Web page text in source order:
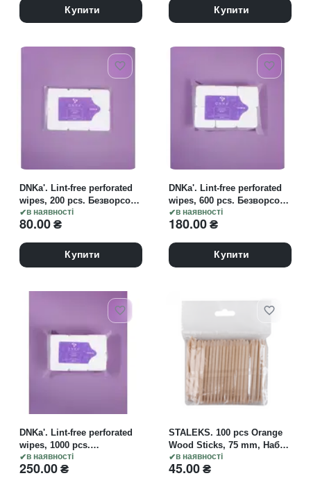
Купити
400 шт
Купити
в наявності
DNKa'. Lint-free perforated
wipes, 200 pcs. Безворсові
серветки для манікюру
перфоровані, 200 шт
80.00₴
Купити
в наявності
DNKa'. Lint-free perforated
wipes, 600 pcs. Безворсові
серветки для манікюру
перфоровані, 600 шт
180.00₴
Купити
в наявності
DNKa'. Lint-free perforated
wipes, 1000 pcs.
Безворсові серветки для
манікюру перфоровані,
250.00₴
в наявності
STALEKS. 100 pcs Orange
Wood Sticks, 75 mm, Набір
100 шт Апельсинові
палички
45.00₴